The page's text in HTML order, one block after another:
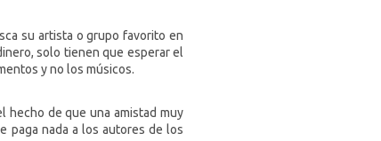
su artista o grupo favorito en
solo tienen que esperar el
y no los músicos.
hecho de que una amistad muy
paga nada a los autores de los